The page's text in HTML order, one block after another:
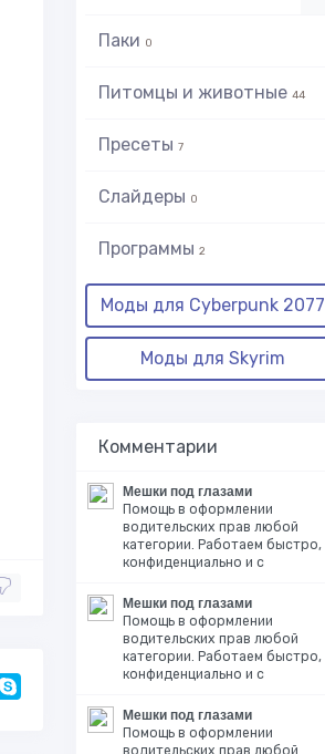
Паки 0
Питомцы и животные 44
Пресеты 7
Слайдеры 0
Программы 2
Моды для Cyberpunk 2077
Моды для Skyrim
Комментарии
Мешки под глазами
Помощь в оформлении
водительских прав любой
категории. Работаем быстро,
конфиденциально и с
Мешки под глазами
Помощь в оформлении
водительских прав любой
категории. Работаем быстро,
конфиденциально и с
Мешки под глазами
Помощь в оформлении
водительских прав любой